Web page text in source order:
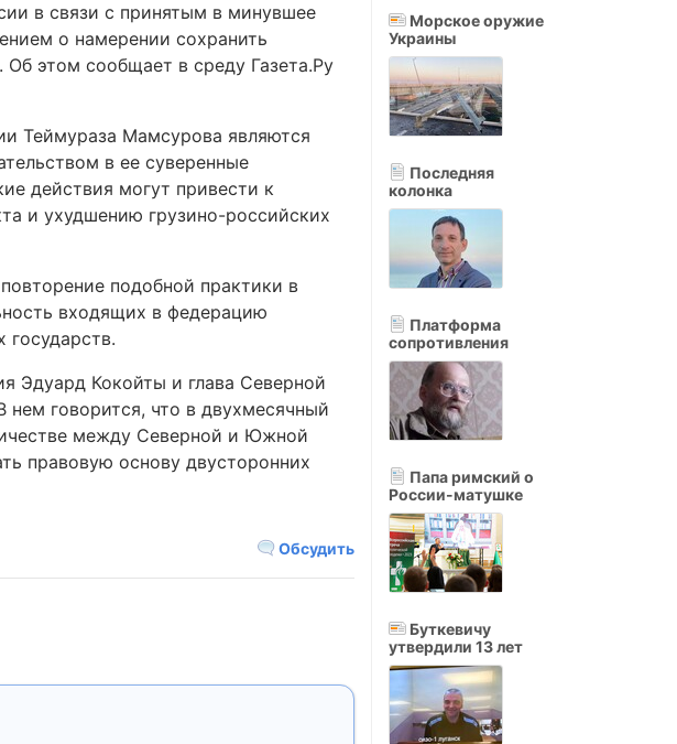
в связи с принятым в минувшее
о намерении сохранить
этом сообщает в среду Газета.Ру
Теймураза Мамсурова являются
в ее суверенные
действия могут привести к
и ухудшению грузино-российских
подобной практики в
входящих в федерацию
Эдуард Кокойты и глава Северной
говорится, что в двухмесячный
между Северной и Южной
правовую основу двусторонних
Обсудить
Морское оружие
Украины
Последняя
колонка
Платформа
сопротивления
Папа римский о
России-матушке
Буткевичу
утвердили 13 лет